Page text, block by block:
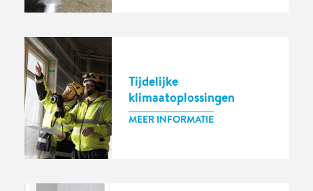
Tijdelijke
klimaatoplossingen
MEER INFORMATIE